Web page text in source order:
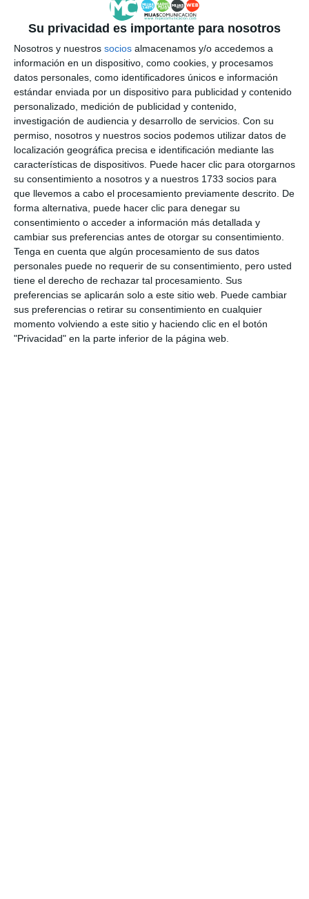
Su privacidad es importante para nosotros
Nosotros y nuestros socios almacenamos y/o accedemos a
información en un dispositivo, como cookies, y procesamos
datos personales, como identificadores únicos e información
estándar enviada por un dispositivo para publicidad y contenido
personalizado, medición de publicidad y contenido,
investigación de audiencia y desarrollo de servicios. Con su
permiso, nosotros y nuestros socios podemos utilizar datos de
localización geográfica precisa e identificación mediante las
características de dispositivos. Puede hacer clic para otorgarnos
su consentimiento a nosotros y a nuestros 1733 socios para
que llevemos a cabo el procesamiento previamente descrito. De
forma alternativa, puede hacer clic para denegar su
consentimiento o acceder a información más detallada y
cambiar sus preferencias antes de otorgar su consentimiento.
Tenga en cuenta que algún procesamiento de sus datos
personales puede no requerir de su consentimiento, pero usted
tiene el derecho de rechazar tal procesamiento. Sus
preferencias se aplicarán solo a este sitio web. Puede cambiar
sus preferencias o retirar su consentimiento en cualquier
momento volviendo a este sitio y haciendo clic en el botón
"Privacidad" en la parte inferior de la página web.